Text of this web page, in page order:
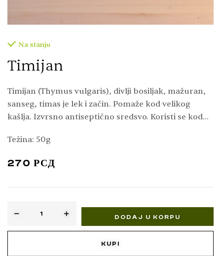
Na stanju
Timijan
Timijan (Thymus vulgaris), divlji bosiljak, mažuran,
sanseg, timas je lek i začin. Pomaže kod velikog
kašlja. Izvrsno antiseptično sredsvo. Koristi se kod
(trihoficalusa). Izvrstan je kao konzervans.
Težina: 50g
270 РСД
DODAJ U KORPU
KUPI